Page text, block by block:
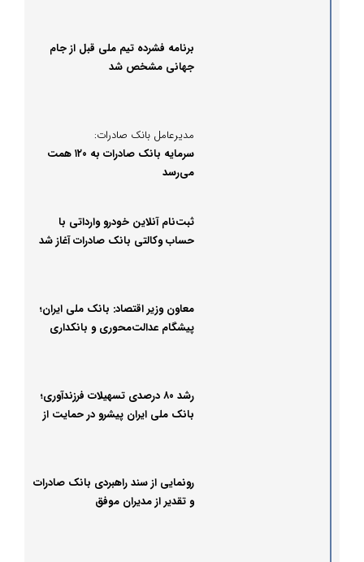
برنامه فشرده تیم ملی قبل از جام
جهانی مشخص شد
مدیرعامل بانک صادرات:
سرمایه بانک صادرات به ۱۲۰ همت
می‌رسد
ثبت‌نام آنلاین خودرو وارداتی با
حساب وکالتی بانک صادرات آغاز شد
معاون وزیر اقتصاد: بانک ملی ایران؛
پیشگام عدالت‌محوری و بانکداری
رشد ۸۰ درصدی تسهیلات فرزندآوری؛
بانک ملی ایران پیشرو در حمایت از
رونمایی از سند راهبردی بانک صادرات
و تقدیر از مدیران موفق